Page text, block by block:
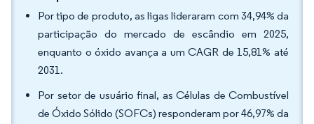
Por tipo de produto, as ligas lideraram com 34,94% da
participação do mercado de escândio em 2025,
enquanto o óxido avança a um CAGR de 15,81% até
2031.
Por setor de usuário final, as Células de Combustível
de Óxido Sólido (SOFCs) responderam por 46,97% da